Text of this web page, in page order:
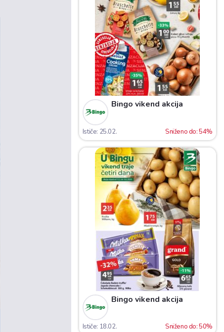
Bingo vikend akcija
Ističe: 25.02. Sniženo do: 54%
Bingo vikend akcija
Ističe: 18.02. Sniženo do: 50%